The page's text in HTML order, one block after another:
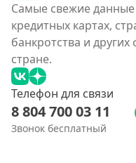
Самые свежие данные
кредитных картах,
банкротства и
стране.
Телефон для связи
8 804 700 03 11
Звонок бесплатный